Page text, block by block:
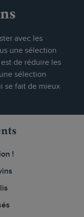
avec les
une sélection
de réduire les
sélection
se fait de mieux
!